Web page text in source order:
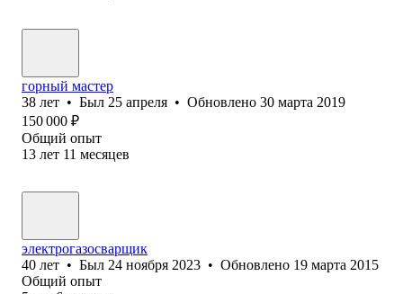
горный мастер
38 лет • Был 25 апреля • Обновлено 30 марта 2019
150 000 ₽
Общий опыт
13 лет 11 месяцев
электрогазосварщик
40 лет • Был 24 ноября 2023 • Обновлено 19 марта 2015
Общий опыт